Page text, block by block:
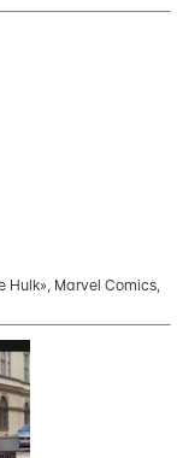
Hulk», Marvel Comics,